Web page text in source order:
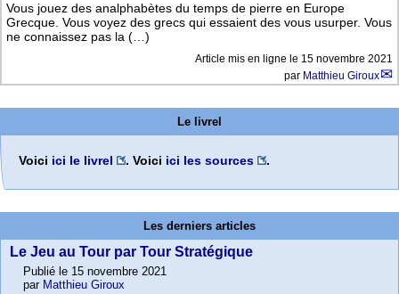
Vous jouez des analphabètes du temps de pierre en Europe
Grecque. Vous voyez des grecs qui essaient des vous usurper. Vous
ne connaissez pas la (…)
Article mis en ligne le 15 novembre 2021
par Matthieu Giroux
Le livrel
Voici ici le livrel . Voici ici les sources .
Les derniers articles
Le Jeu au Tour par Tour Stratégique
Publié le 15 novembre 2021
par Matthieu Giroux